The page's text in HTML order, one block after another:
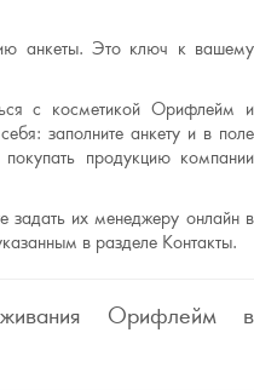
анкеты. Это ключ к вашему
с косметикой Орифлейм и
заполните анкету и в поле
покупать продукцию компании
задать их менеджеру онлайн в
в разделе Контакты.
Орифлейм в